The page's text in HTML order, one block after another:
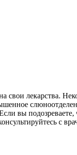
свои лекарства.
вы подозреваете,
с